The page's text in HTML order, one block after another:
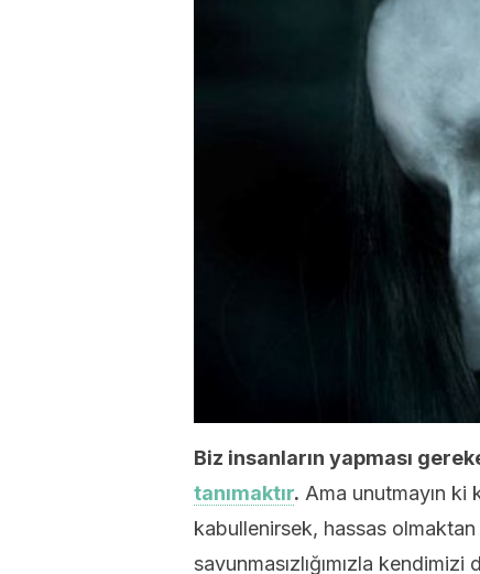
Biz insanların yapması
tanımaktır. Ama unutmayın ki
kabullenirsek, hassas
savunmasızlığımızla